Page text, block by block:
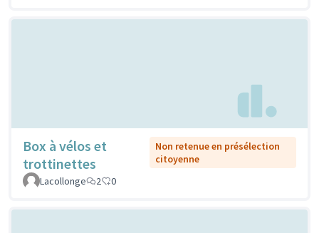
Box à vélos et
trottinettes
Non retenue en présélection
citoyenne
Lacollonge
2 0